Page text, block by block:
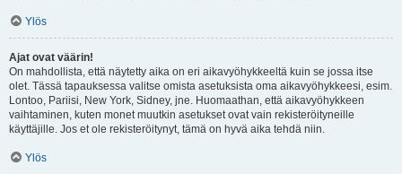
Ylös
Ajat ovat väärin!
On mahdollista, että näytetty aika on eri aikavyöhykkeeltä kuin se jossa itse
olet. Tässä tapauksessa valitse omista asetuksista oma aikavyöhykkeesi, esim.
Lontoo, Pariisi, New York, Sidney, jne. Huomaathan, että aikavyöhykkeen
vaihtaminen, kuten monet muutkin asetukset ovat vain rekisteröityneille
käyttäjille. Jos et ole rekisteröitynyt, tämä on hyvä aika tehdä niin.
Ylös